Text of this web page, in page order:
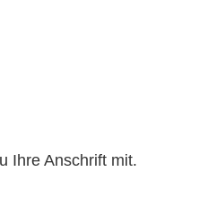
Ihre Anschrift mit.